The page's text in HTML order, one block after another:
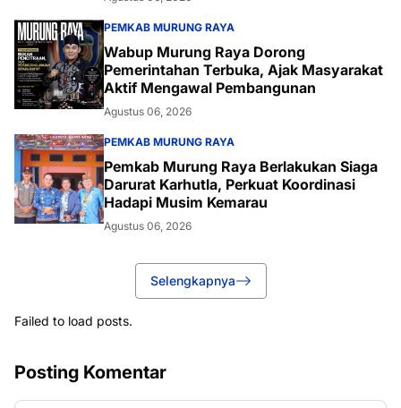
PEMKAB MURUNG RAYA
Wabup Murung Raya Dorong
Pemerintahan Terbuka, Ajak Masyarakat
Aktif Mengawal Pembangunan
Agustus 06, 2026
PEMKAB MURUNG RAYA
Pemkab Murung Raya Berlakukan Siaga
Darurat Karhutla, Perkuat Koordinasi
Hadapi Musim Kemarau
Agustus 06, 2026
Selengkapnya
Failed to load posts.
Posting Komentar